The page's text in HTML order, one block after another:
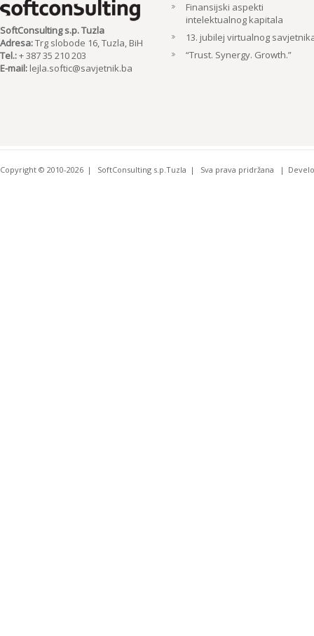
SoftConsulting s.p. Tuzla
Adresa:Trg slobode 16, Tuzla, BiH
Tel.:+ 387 35 210 203
E-mail: lejla.softic@savjetnik.ba
Finansijski aspekti
intelektualnog kapitala
13. jubilej virtualnog
“Trust. Synergy. Growth.”
Copyright © 2010-2026 SoftConsulting s.p.Tuzla Sva prava pridržana